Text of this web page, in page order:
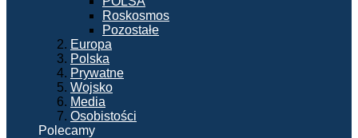
Roskosmos
Pozostałe
Europa
Polska
Prywatne
Wojsko
Media
Osobistości
Polecamy